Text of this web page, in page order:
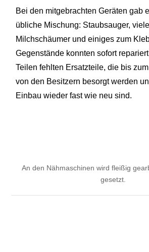
Bei den mitgebrachten Geräten gab
übliche Mischung: Staubsauger,
Milchschäumer und einiges zum
Gegenstände konnten sofort
Teilen fehlten Ersatzteile, die bis
von den Besitzern besorgt werden
Einbau wieder fast wie neu sind.
An den Nähmaschinen wird fleißig
gesetzt.